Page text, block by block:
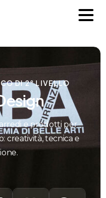
esign
e prodotti per
creatività, tecnica e